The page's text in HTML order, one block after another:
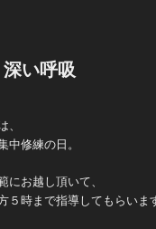
い呼吸
、
中修練の日。
にお越し頂いて、
５時まで指導してもらいま